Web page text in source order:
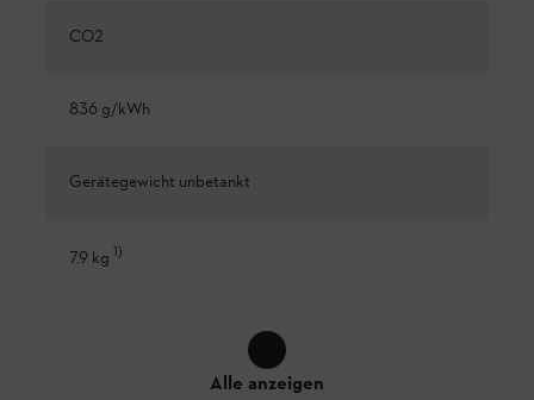
CO2
836 g/kWh
Gerätegewicht unbetankt
7.9 kg 1)
Alle anzeigen